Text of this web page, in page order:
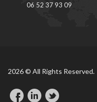
06 52 37 93 09
2026 © All Rights Reserved.